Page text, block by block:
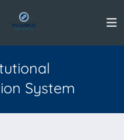
System